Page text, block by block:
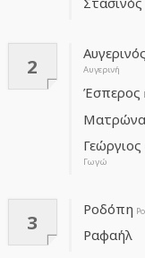
2
Αυγερινός
Αυγερινή
Έσπερος
Ματρώνα
Γεώργιος
Γωγώ
3
Ροδόπη
Ραφαήλ